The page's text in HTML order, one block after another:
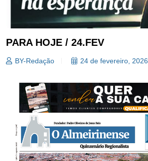
PARA HOJE / 24.FEV
BY-Redação 24 de fevereiro, 2026